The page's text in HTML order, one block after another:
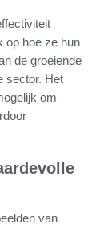
op hoe ze hun
de groeiende
sector. Het
om
van